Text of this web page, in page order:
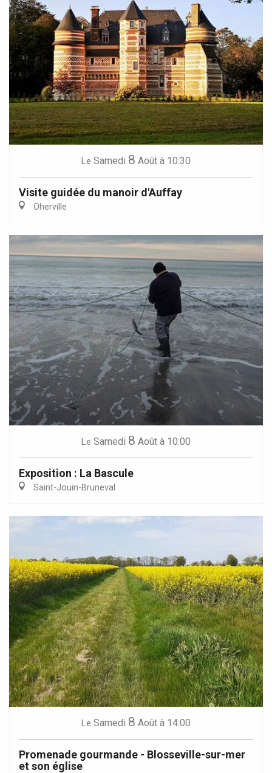
Le Samedi 8 Août à 10:30
Visite guidée du manoir d'Auffay
Oherville
Le Samedi 8 Août à 10:00
Exposition : La Bascule
Saint-Jouin-Bruneval
Le Samedi 8 Août à 14:00
Promenade gourmande - Blosseville-sur-mer
et son église